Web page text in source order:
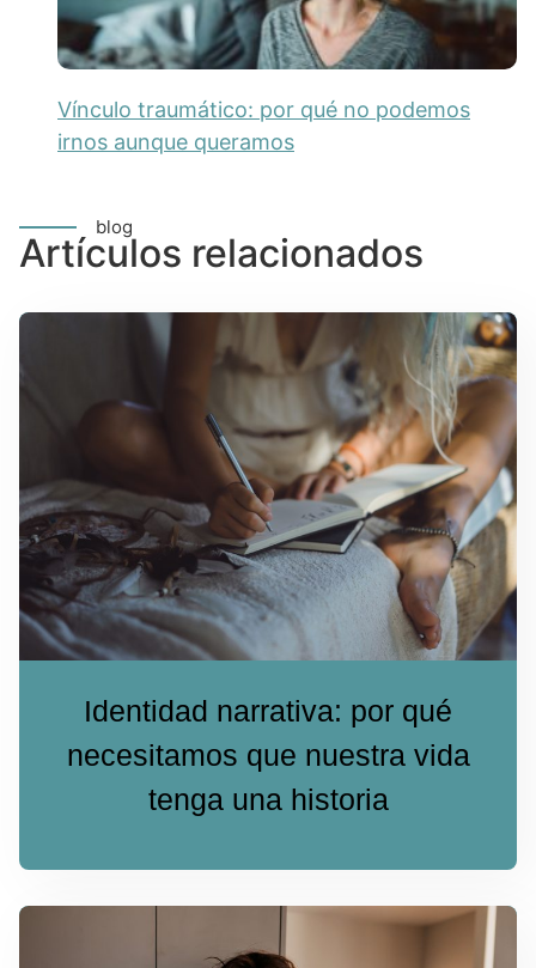
Vínculo traumático: por qué no podemos
irnos aunque queramos
blog
Artículos relacionados
Identidad narrativa: por qué
necesitamos que nuestra vida
tenga una historia